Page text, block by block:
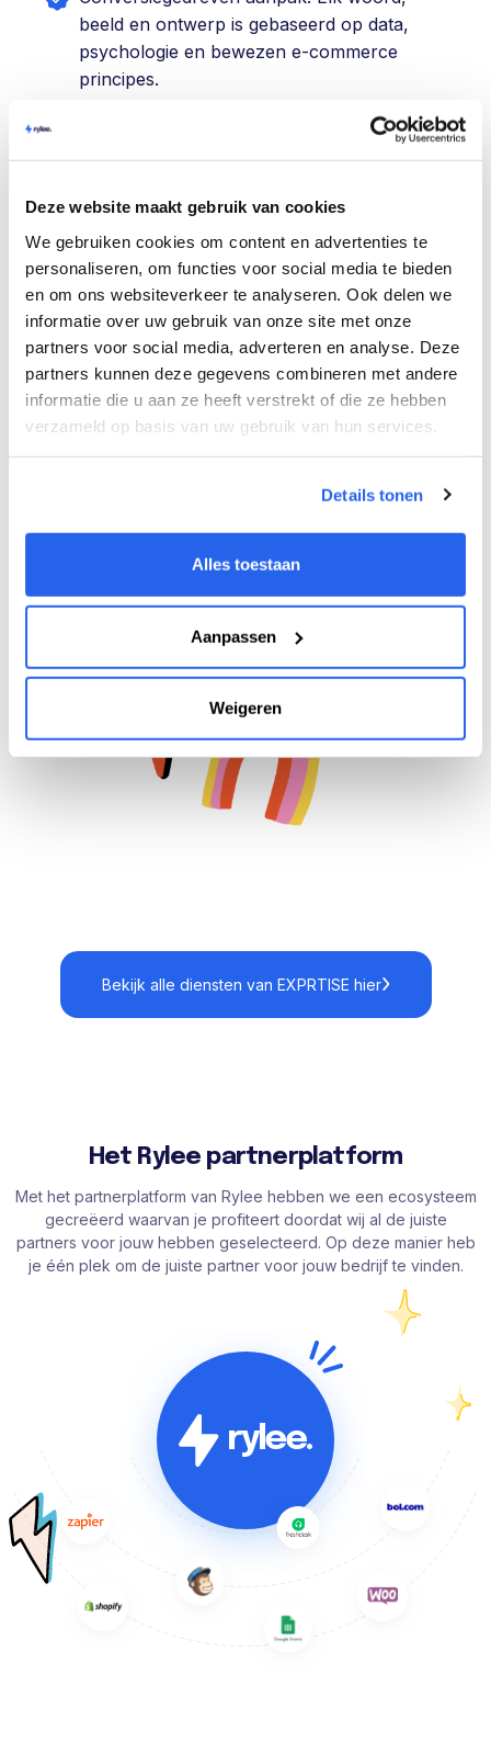
Deze website maakt gebruik van cookies
We gebruiken cookies om content en advertenties te
personaliseren, om functies voor social media te bieden
en om ons websiteverkeer te analyseren. Ook delen we
informatie over uw gebruik van onze site met onze
partners voor social media, adverteren en analyse. Deze
partners kunnen deze gegevens combineren met andere
informatie die u aan ze heeft verstrekt of die ze hebben
verzameld op basis van uw gebruik van hun services.
Details tonen
Alles toestaan
Aanpassen
Weigeren
beeld en ontwerp is gebaseerd op data,
psychologie en bewezen e-commerce
principes.
Sterke focus op branding. Wij bouwen
listings en webshops die niet alleen
lange termijn creëren.
Ervaring met schaalbare e-commerce. Van
startende sellers tot merken die willen
opschalen naar 6- en 7-figure omzetten.
⁠Praktisch en resultaatgericht. Geen
onnodige complexiteit, maar heldere keuzes
en oplossingen die werken in de praktijk.
Meedenkende partner. We denken niet
Bekijk alle diensten van EXPRTISE hier
Het Rylee partnerplatform
Met het partnerplatform van Rylee hebben we een ecosysteem
gecreëerd waarvan je profiteert doordat wij al de juiste
partners voor jouw hebben geselecteerd. Op deze manier heb
je één plek om de juiste partner voor jouw bedrijf te vinden.
rylee.